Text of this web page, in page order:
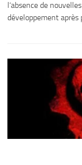
l’absence de
développement après